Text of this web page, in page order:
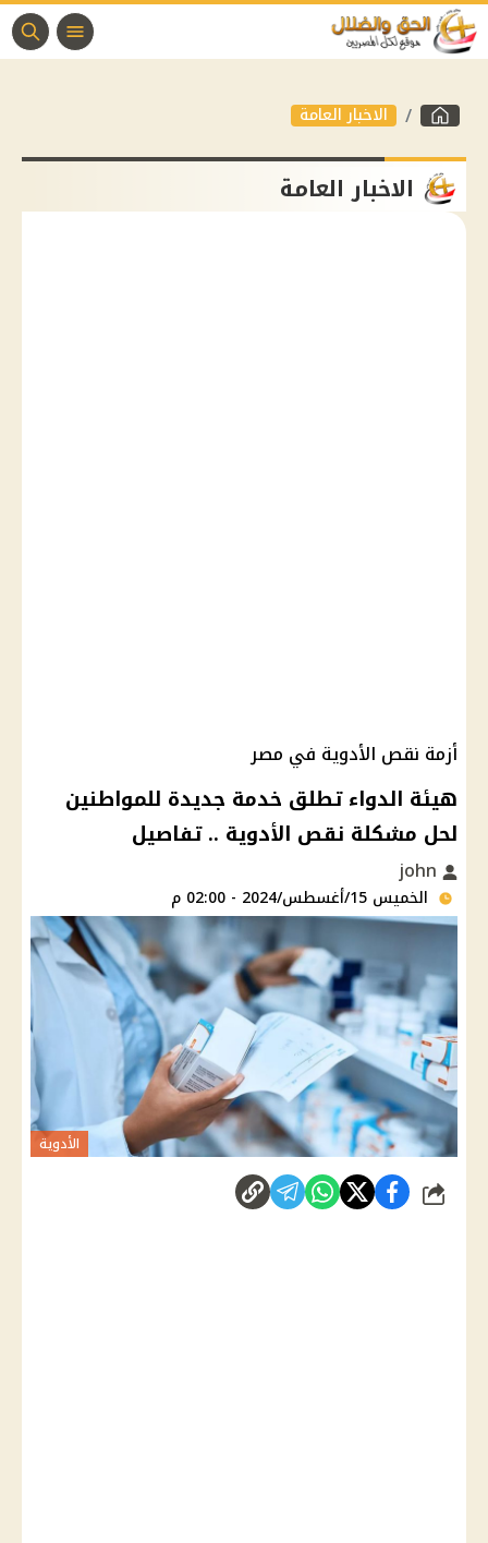
الاخبار العامة
الاخبار العامة
أزمة نقص الأدوية في مصر
هيئة الدواء تطلق خدمة جديدة للمواطنين
لحل مشكلة نقص الأدوية .. تفاصيل
الخميس 15/أغسطس/2024 - 02:00 م
الأدوية
شارك